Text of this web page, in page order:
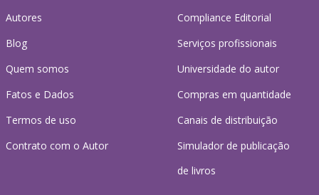
Autores
Blog
Quem somos
Fatos e Dados
Termos de uso
Contrato com o Autor
Compliance Editorial
Serviços profissionais
Universidade do autor
Compras em quantidade
Canais de distribuição
Simulador de publicação
de livros